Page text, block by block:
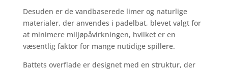
Desuden er de vandbaserede limer og naturlige
materialer, der anvendes i padelbat, blevet valgt for
at minimere miljøpåvirkningen, hvilket er en
væsentlig faktor for mange nutidige spillere.
Battets overflade er designet med en struktur, der